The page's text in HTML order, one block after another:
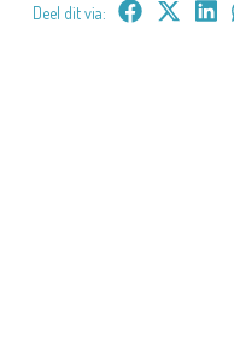
Deel dit via: